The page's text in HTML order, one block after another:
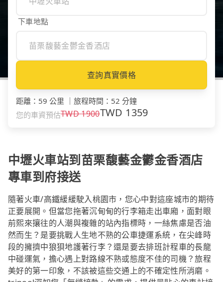
下車地點
查詢真實價格
距離 ： 59 公里 旅程時間 ： 52 分鐘
您的車資預估TWD1900TWD 1359
中壢火車站到苗栗馥藝金鬱金香酒店
專車到府接送
隨著火車/高鐵緩緩駛入桃園市，您心中對這座城市的期待
正要展開。但當您拖著沉甸甸的行李箱走出車廂，面對眼
前熙來攘往的人潮與複雜的站內指標時，一絲焦慮是否油
然而生？是要挑戰人生地不熟的公車捷運系統，在尖峰時
段的擁擠中狼狽地護著行李？還是要去排班計程車的長龍
中碰運氣，擔心遇上對路線不熟或態度不佳的司機？旅程
美好的第一印象，不該被這些交通上的不確定性所消磨。